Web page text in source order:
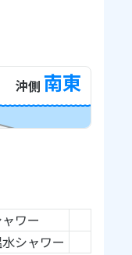
沖側 南東
ワー
シャワー